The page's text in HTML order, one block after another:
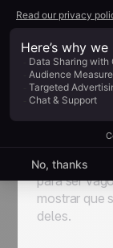
integrado:
Envie
clientes
específicas
embora. A
abordagem
para ser
mostrar que
deles.